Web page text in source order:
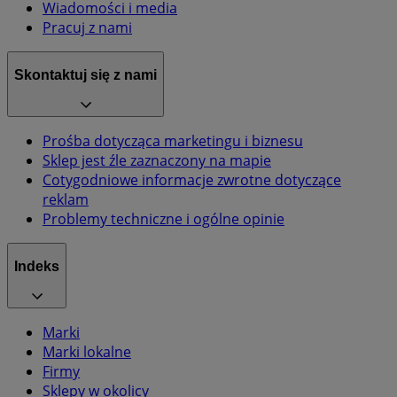
Wiadomości i media
Pracuj z nami
Skontaktuj się z nami
Prośba dotycząca marketingu i biznesu
Sklep jest źle zaznaczony na mapie
Cotygodniowe informacje zwrotne dotyczące
reklam
Problemy techniczne i ogólne opinie
Indeks
Marki
Marki lokalne
Firmy
Sklepy w okolicy